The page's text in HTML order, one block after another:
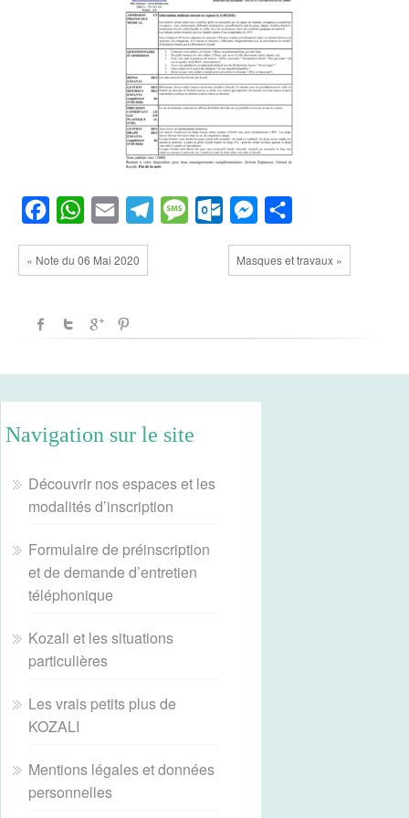
FacebookWhatsApp
Email TelegramMessageOutlook.comMessenger
« Note du 06 Mai 2020 Masques et travaux »
Navigation sur le site
Découvrir nos espaces et les
modalités d’inscription
Formulaire de préinscription
et de demande d’entretien
téléphonique
Kozali et les situations
particulières
Les vrais petits plus de
KOZALI
Mentions légales et données
personnelles